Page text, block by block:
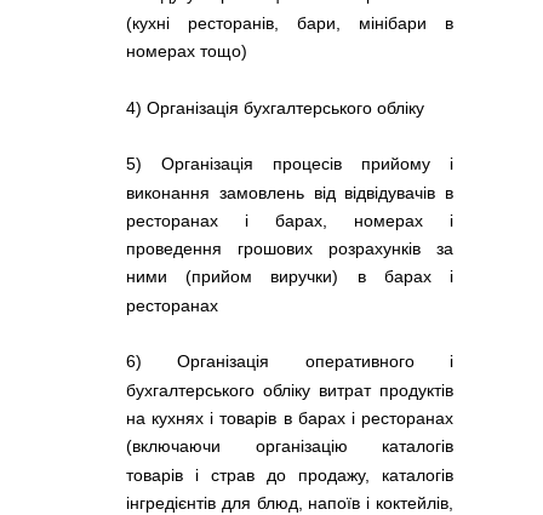
(кухні ресторанів, бари, мінібари в
номерах тощо)
4) Організація бухгалтерського обліку
5) Організація процесів прийому і
виконання замовлень від відвідувачів в
ресторанах і барах, номерах і
проведення грошових розрахунків за
ними (прийом виручки) в барах і
ресторанах
6) Організація оперативного і
бухгалтерського обліку витрат продуктів
на кухнях і товарів в барах і ресторанах
(включаючи організацію каталогів
товарів і страв до продажу, каталогів
інгредієнтів для блюд, напоїв і коктейлів,